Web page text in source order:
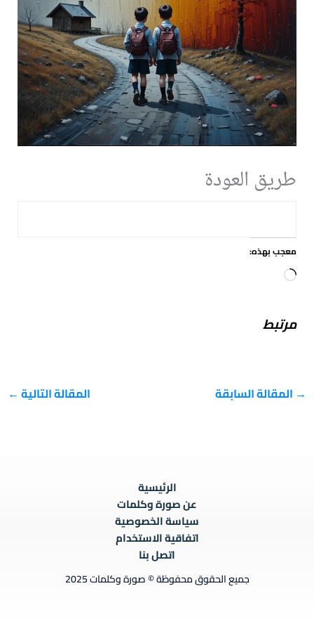
طريق العودة
معجب بهذه:
جاري
مرتبط
→ المقالة السابقة المقالة التالية ←
الرئيسية
عن صورة وكلمات
سياسة الخصوصية
اتفاقية الاستخدام
اتصل بنا
جميع الحقوق محفوظة © صورة وكلمات 2025